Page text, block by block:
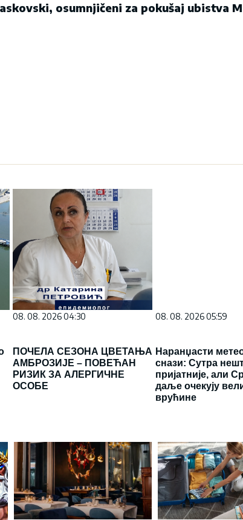
osumnjičeni za pokušaj ubistva
08. 08. 2026 04:30
ПОЧЕЛА СЕЗОНА ЦВЕТАЊА
АМБРОЗИЈЕ – ПОВЕЋАН
РИЗИК ЗА АЛЕРГИЧНЕ
ОСОБЕ
08. 08. 2026 05:59
Наранџасти
снази: Сутра
пријатније, али
даље очекују
врућине